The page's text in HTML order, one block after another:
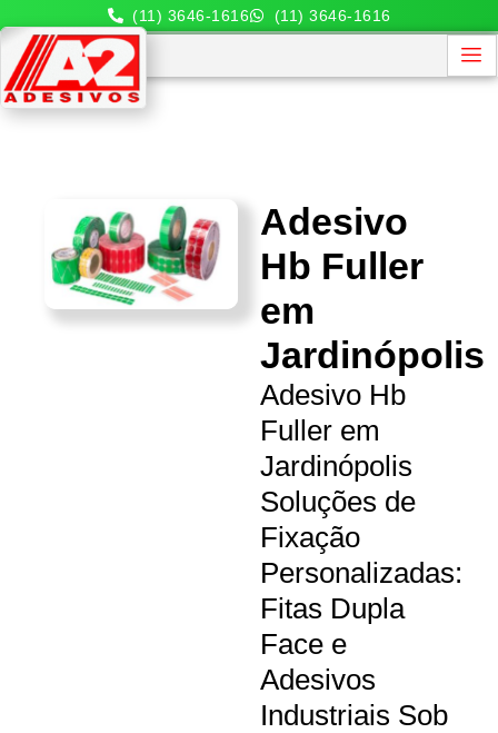
(11) 3646-1616 (11) 3646-1616
Adesivo
Hb Fuller
em
Jardinópolis
Adesivo Hb
Fuller em
Jardinópolis
Soluções de
Fixação
Personalizadas:
Fitas Dupla
Face e
Adesivos
Industriais Sob